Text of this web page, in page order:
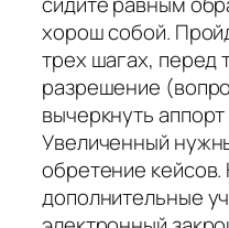
хорош собой.
трех шагах, перед
разрешение
вычеркнуть
Увеличенный
обретение
дополнительные